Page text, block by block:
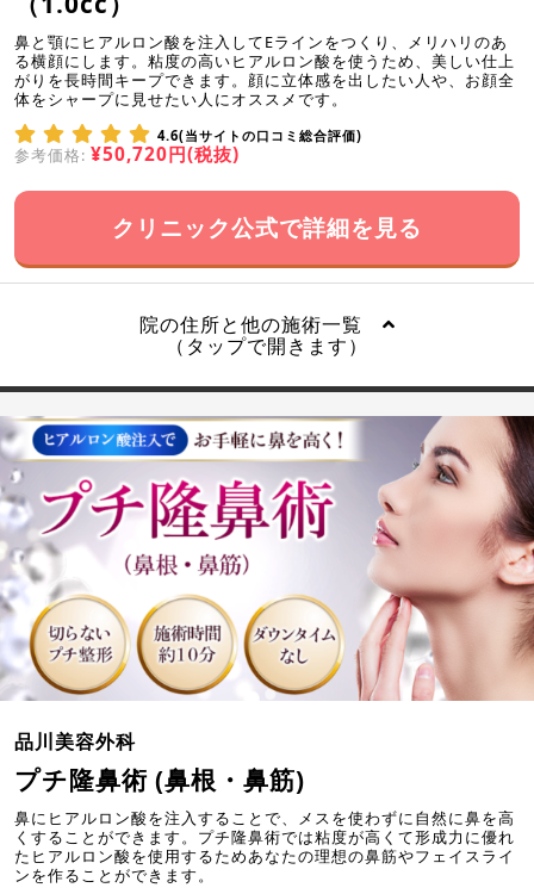
鼻と顎にヒアルロン酸を注入してEラインをつくり、メリハリのあ
る横顔にします。粘度の高いヒアルロン酸を使うため、美しい仕上
がりを長時間キープできます。顔に立体感を出したい人や、お顔全
体をシャープに見せたい人にオススメです。
4.6(当サイトの口コミ総合評価)
参考価格: ¥50,720円(税抜)
クリニック公式で詳細を見る
院の住所と他の施術一覧
（タップで開きます）
品川美容外科
プチ隆鼻術 (鼻根・鼻筋)
鼻にヒアルロン酸を注入することで、メスを使わずに自然に鼻を高
くすることができます。プチ隆鼻術では粘度が高くて形成力に優れ
たヒアルロン酸を使用するためあなたの理想の鼻筋やフェイスライ
ンを作ることができます。